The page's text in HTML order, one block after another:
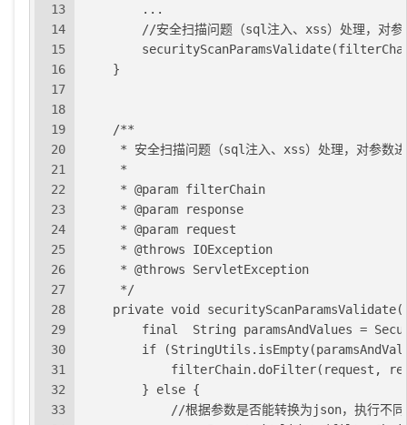
13
14
15
16
17
18
19
20
21
22
23
24
25
26
27
28
29
30
31
32
33
        ...
//安全扫描问题（sql注入、xss）处理，对参
    }
    /**
* 安全扫描问题（sql注入、xss）处理，对参数
     *
     * @param filterChain
     * @param response
     * @param request
     * @throws IOException
     * @throws ServletException
     */
private void
final  String paramsAndValues =
if
filterChain.doFilter(request,
        } else {
//根据参数是否能转换为json，执行不同